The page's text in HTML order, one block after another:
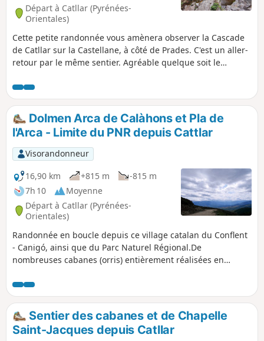
Départ à Catllar (Pyrénées-
Orientales)
Cette petite randonnée vous amènera observer la Cascade
de Catllar sur la Castellane, à côté de Prades. C'est un aller-
retour par le même sentier. Agréable quelque soit le
Dolmen Arca de Calàhons et Pla de
l'Arca - Limite du PNR depuis Cattlar
Visorandonneur
16,90 km
+815 m
-815 m
7h 10
Moyenne
Départ à Catllar (Pyrénées-
Orientales)
Randonnée en boucle depuis ce village catalan du Conflent
- Canigó, ainsi que du Parc Naturel Régional.De
nombreuses cabanes (orris) entièrement réalisées en
utilisée pour l'élevage et quelques cultures céréalières.La
montée au Coll de Tribes rejoint le GRP® Tour des
Fenouillèdes et permet d'avoir un paysage à 360°.Cette
randonnée nécessite un bon sens de l’orientation.
L’utilisation de la trace gpx est nécessaire.
Sentier des cabanes et de Chapelle
Saint-Jacques depuis Catllar